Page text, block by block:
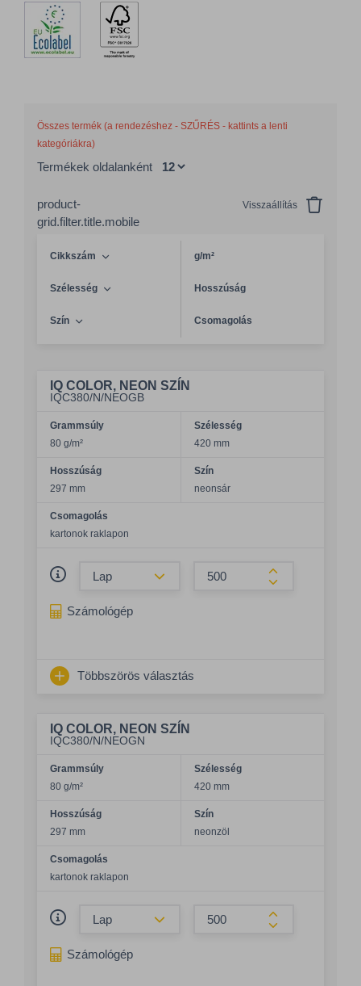
Összes termék (a rendezéshez - SZŰRÉS - kattints a lenti
kategóriákra)
Termékek oldalanként
product-
grid.filter.title.mobile
Visszaállítás
Cikkszám g/m²
Szélesség Hosszúság
Szín Csomagolás
IQ COLOR, NEON SZÍN
IQC380/N/NEOGB
Grammsúly
80 g/m²
Szélesség
420 mm
Hosszúság
297 mm
Szín
neonsár
Csomagolás
kartonok raklapon
Összeg
Számológép
Többszörös választás
IQ COLOR, NEON SZÍN
IQC380/N/NEOGN
Grammsúly
80 g/m²
Szélesség
420 mm
Hosszúság
297 mm
Szín
neonzöl
Csomagolás
kartonok raklapon
Összeg
Számológép